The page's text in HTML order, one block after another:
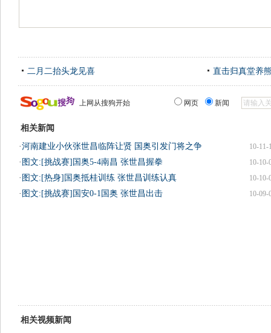
二月二抬头龙见喜 直击归真堂养
上网从搜狗开始 网页 新闻
相关新闻
10-11-
·河南建业小伙张世昌临阵让贤 国奥引发门将之争
10-10-
· 图文:[挑战赛]国奥5-4南昌 张世昌握拳
10-10-
· 图文:[热身]国奥抵桂训练 张世昌训练认真
10-09-
· 图文:[挑战赛]国安0-1国奥 张世昌出击
相关视频新闻